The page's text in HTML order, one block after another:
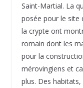
Saint-Martial. La
posée pour le site
la crypte ont
romain dont les
pour la
mérovingiens et
plus. Des